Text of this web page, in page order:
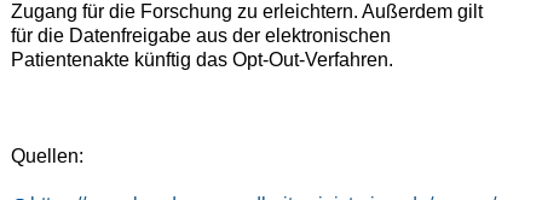
Zugang für die Forschung zu erleichtern. Außerdem gilt
für die Datenfreigabe aus der elektronischen
Patientenakte künftig das Opt-Out-Verfahren.
Quellen: